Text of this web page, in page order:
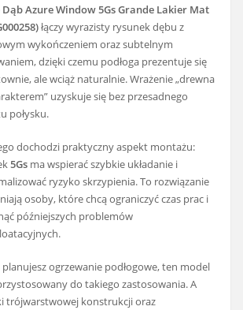
Dąb Azure Window 5Gs Grande Lakier Mat
łączy wyrazisty rysunek dębu z
wykończeniem oraz subtelnym
dzięki czemu podłoga prezentuje się
ale wciąż naturalnie. Wrażenie „drewna
uzyskuje się bez przesadnego
połysku.
dochodzi praktyczny aspekt montażu:
5Gs ma wspierać szybkie układanie i
ryzyko skrzypienia. To rozwiązanie
osoby, które chcą ograniczyć czas prac i
późniejszych problemów
planujesz ogrzewanie podłogowe, ten model
do takiego zastosowania. A
trójwarstwowej konstrukcji oraz